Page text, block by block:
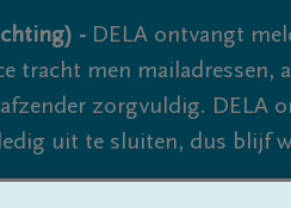
- DELA ontvangt
tracht men mailadressen,
zorgvuldig. DELA
uit te sluiten, dus blijf